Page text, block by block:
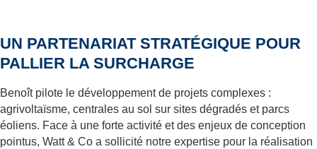
UN PARTENARIAT STRATÉGIQUE POUR
PALLIER LA SURCHARGE
Benoît pilote le développement de projets complexes :
agrivoltaïsme, centrales au sol sur sites dégradés et parcs
éoliens. Face à une forte activité et des enjeux de conception
pointus, Watt & Co a sollicité notre expertise pour la réalisation